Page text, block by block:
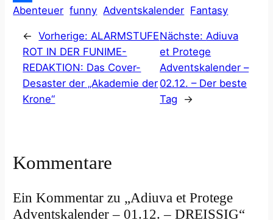
Teilen
Abenteuer funny Adventskalender Fantasy
← Vorherige: ALARMSTUFE
ROT IN DER FUNIME-
REDAKTION: Das Cover-
Desaster der „Akademie der
Krone“
Nächste: Adiuva
et Protege
Adventskalender –
02.12. – Der beste
Tag
→
Kommentare
Ein Kommentar zu „Adiuva et Protege
Adventskalender – 01.12. – DREISSIG“